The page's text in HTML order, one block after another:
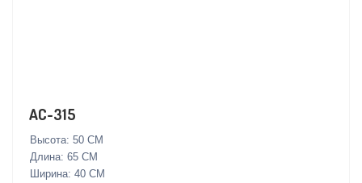
AC-315
Высота: 50 СМ
Длина: 65 СМ
Ширина: 40 СМ